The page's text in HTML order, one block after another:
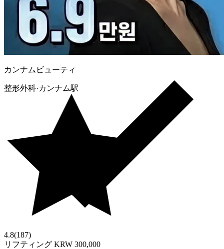
カンナムビューティ
整形外科·カンナム駅
4.8(187)
リフティング KRW 300,000
周辺病院マップ検索